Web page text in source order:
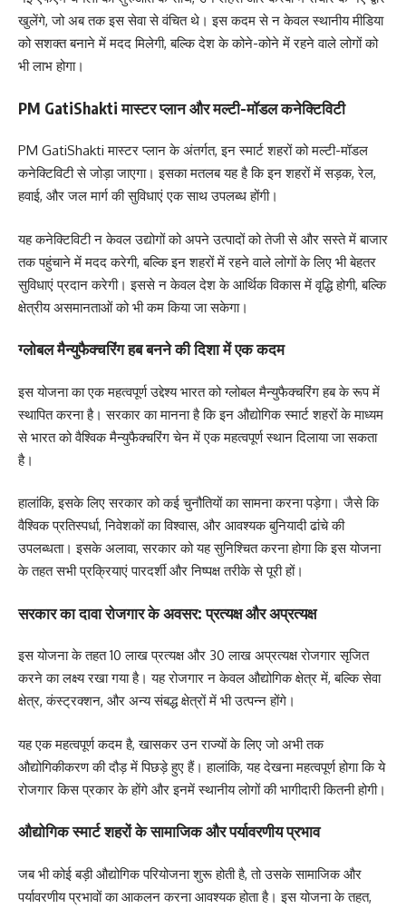
खुलेंगे, जो अब तक इस सेवा से वंचित थे। इस कदम से न केवल स्थानीय मीडिया
को सशक्त बनाने में मदद मिलेगी, बल्कि देश के कोने-कोने में रहने वाले लोगों को
भी लाभ होगा।
PM GatiShakti मास्टर प्लान और मल्टी-मॉडल कनेक्टिविटी
PM GatiShakti मास्टर प्लान के अंतर्गत, इन स्मार्ट शहरों को मल्टी-मॉडल
कनेक्टिविटी से जोड़ा जाएगा। इसका मतलब यह है कि इन शहरों में सड़क, रेल,
हवाई, और जल मार्ग की सुविधाएं एक साथ उपलब्ध होंगी।
यह कनेक्टिविटी न केवल उद्योगों को अपने उत्पादों को तेजी से और सस्ते में बाजार
तक पहुंचाने में मदद करेगी, बल्कि इन शहरों में रहने वाले लोगों के लिए भी बेहतर
सुविधाएं प्रदान करेगी। इससे न केवल देश के आर्थिक विकास में वृद्धि होगी, बल्कि
क्षेत्रीय असमानताओं को भी कम किया जा सकेगा।
ग्लोबल मैन्युफैक्चरिंग हब बनने की दिशा में एक कदम
इस योजना का एक महत्वपूर्ण उद्देश्य भारत को ग्लोबल मैन्युफैक्चरिंग हब के रूप में
स्थापित करना है। सरकार का मानना है कि इन औद्योगिक स्मार्ट शहरों के माध्यम
से भारत को वैश्विक मैन्युफैक्चरिंग चेन में एक महत्वपूर्ण स्थान दिलाया जा सकता
है।
हालांकि, इसके लिए सरकार को कई चुनौतियों का सामना करना पड़ेगा। जैसे कि
वैश्विक प्रतिस्पर्धा, निवेशकों का विश्वास, और आवश्यक बुनियादी ढांचे की
उपलब्धता। इसके अलावा, सरकार को यह सुनिश्चित करना होगा कि इस योजना
के तहत सभी प्रक्रियाएं पारदर्शी और निष्पक्ष तरीके से पूरी हों।
सरकार का दावा रोजगार के अवसर: प्रत्यक्ष और अप्रत्यक्ष
इस योजना के तहत 10 लाख प्रत्यक्ष और 30 लाख अप्रत्यक्ष रोजगार सृजित
करने का लक्ष्य रखा गया है। यह रोजगार न केवल औद्योगिक क्षेत्र में, बल्कि सेवा
क्षेत्र, कंस्ट्रक्शन, और अन्य संबद्ध क्षेत्रों में भी उत्पन्न होंगे।
यह एक महत्वपूर्ण कदम है, खासकर उन राज्यों के लिए जो अभी तक
औद्योगिकीकरण की दौड़ में पिछड़े हुए हैं। हालांकि, यह देखना महत्वपूर्ण होगा कि ये
रोजगार किस प्रकार के होंगे और इनमें स्थानीय लोगों की भागीदारी कितनी होगी।
औद्योगिक स्मार्ट शहरों के सामाजिक और पर्यावरणीय प्रभाव
जब भी कोई बड़ी औद्योगिक परियोजना शुरू होती है, तो उसके सामाजिक और
पर्यावरणीय प्रभावों का आकलन करना आवश्यक होता है। इस योजना के तहत,